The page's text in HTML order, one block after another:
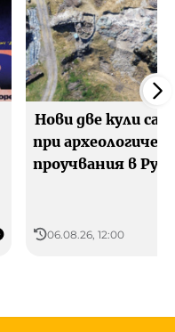
Нови две кули са
при
проучвания в
06.08.26, 12:00